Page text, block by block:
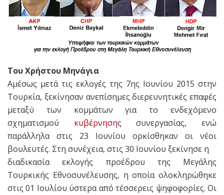
Του Χρήστου Μηνάγια
Αμέσως μετά τις εκλογές της 7ης Ιουνίου 2015 στην
Τουρκία, ξεκίνησαν ανεπίσημες διερευνητικές επαφές
μεταξύ των κομμάτων για το ενδεχόμενο
σχηματισμού κυβέρνησης συνεργασίας, ενώ
παράλληλα στις 23 Ιουνίου ορκίσθηκαν οι νέοι
βουλευτές. Στη συνέχεια, στις 30 Ιουνίου ξεκίνησε η
διαδικασία εκλογής προέδρου της Μεγάλης
Τουρκικής Εθνοσυνέλευσης, η οποία ολοκληρώθηκε
στις 01 Ιουλίου ύστερα από τέσσερεις ψηφοφορίες. Οι